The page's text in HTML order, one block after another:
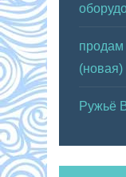
(новая)
Ружьё